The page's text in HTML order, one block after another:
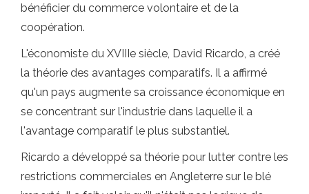
bénéficier du commerce volontaire et de la
coopération.
L'économiste du XVIIIe siècle, David Ricardo, a créé
la théorie des avantages comparatifs. Il a affirmé
qu'un pays augmente sa croissance économique en
se concentrant sur l'industrie dans laquelle il a
l'avantage comparatif le plus substantiel.
Ricardo a développé sa théorie pour lutter contre les
restrictions commerciales en Angleterre sur le blé